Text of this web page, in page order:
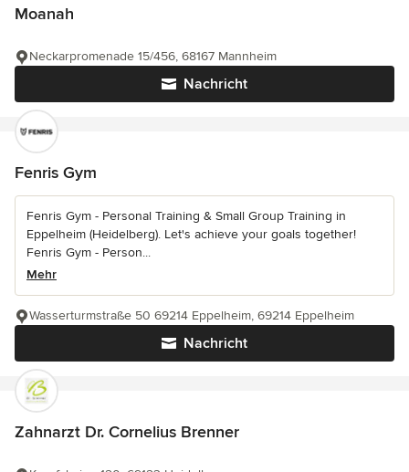
Moanah
Nachricht
Neckarpromenade 15/456, 68167 Mannheim
Fenris Gym
Fenris Gym - Personal Training & Small Group Training in
Eppelheim (Heidelberg). Let's achieve your goals together!
Fenris Gym - Person...
Mehr
Nachricht
Wasserturmstraße 50 69214 Eppelheim, 69214 Eppelheim
Zahnarzt Dr. Cornelius Brenner